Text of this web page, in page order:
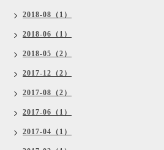
2018-08（1）
2018-06（1）
2018-05（2）
2017-12（2）
2017-08（2）
2017-06（1）
2017-04（1）